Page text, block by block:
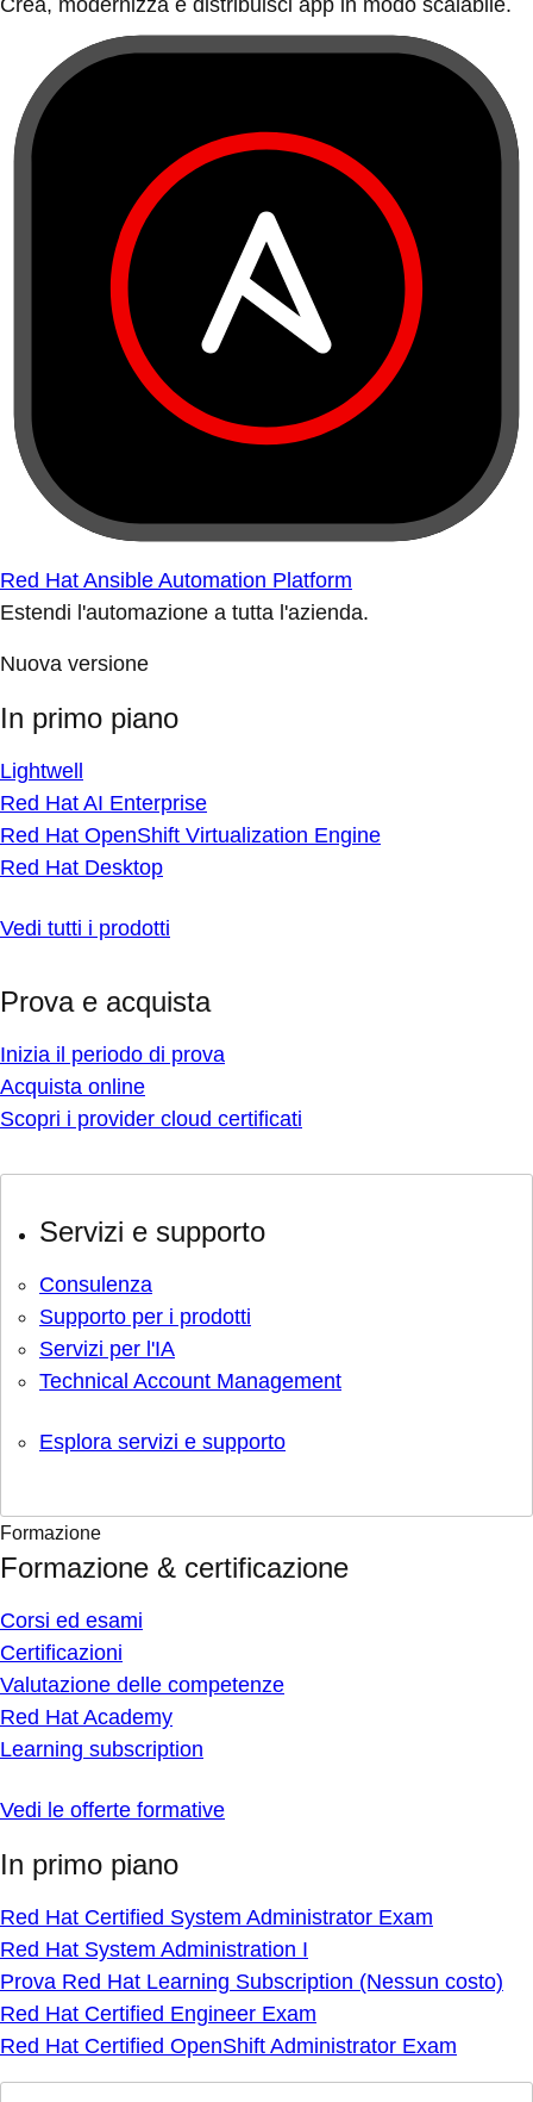
Crea, modernizza e distribuisci app in modo scalabile.
Red Hat Ansible Automation Platform
Estendi l'automazione a tutta l'azienda.
Nuova versione
In primo piano
Lightwell
Red Hat AI Enterprise
Red Hat OpenShift Virtualization Engine
Red Hat Desktop
Vedi tutti i prodotti
Prova e acquista
Inizia il periodo di prova
Acquista online
Scopri i provider cloud certificati
Servizi e supporto
Consulenza
Supporto per i prodotti
Servizi per l'IA
Technical Account Management
Esplora servizi e supporto
Formazione
Formazione & certificazione
Corsi ed esami
Certificazioni
Valutazione delle competenze
Red Hat Academy
Learning subscription
Vedi le offerte formative
In primo piano
Red Hat Certified System Administrator Exam
Red Hat System Administration I
Prova Red Hat Learning Subscription (Nessun costo)
Red Hat Certified Engineer Exam
Red Hat Certified OpenShift Administrator Exam